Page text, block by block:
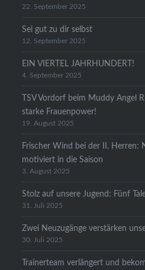
22. September 2025
Sei gut zu dir selbst
12. September 2025
EIN VIERTEL JAHRHUNDERT!
4. September 2025
TSV Vordorf beim Muddy Angel
starke Frauenpower!
19. August 2025
Frischer Wind bei der II. Herren:
motiviert in die Saison
3. August 2025
Stolz auf unsere Jugend: Fünf
31. Juli 2025
Zwei Neuzugänge verstärken
30. Juli 2025
Trainerteam verlängert und